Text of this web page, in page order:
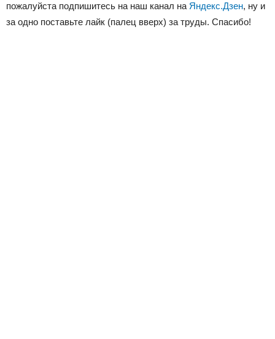
пожалуйста подпишитесь на наш канал на Яндекс.Дзен, ну и
за одно поставьте лайк (палец вверх) за труды. Спасибо!